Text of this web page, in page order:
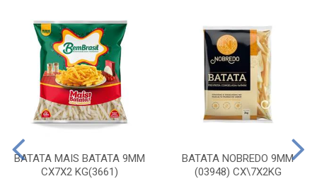
BATATA MAIS BATATA 9MM
CX7X2 KG(3661)
BATATA NOBREDO 9MM
(03948) CX\7X2KG